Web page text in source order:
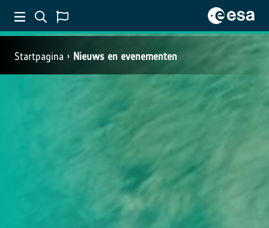
Startpagina Nieuws en evenementen